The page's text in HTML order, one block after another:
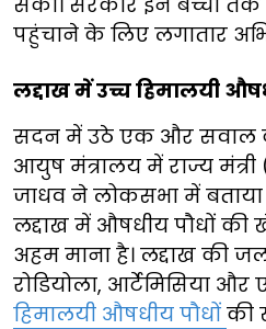
पहुंचाने के लिए लगातार
लद्दाख में उच्च हिमालयी
सदन में उठे एक और सवाल
आयुष मंत्रालय में राज्य मंत्री
जाधव ने लोकसभा में
लद्दाख में औषधीय पौधों
अहम माना है। लद्दाख की
रोडियोला, आर्टेमिसिया
हिमालयी औषधीय पौधों की